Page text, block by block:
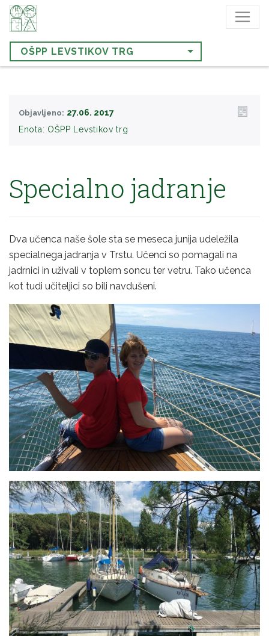
OŠPP LEVSTIKOV TRG
Objavljeno: 27.06. 2017
Enota: OŠPP Levstikov trg
Specialno jadranje
Dva učenca naše šole sta se meseca junija udeležila
specialnega jadranja v Trstu. Učenci so pomagali na
jadrnici in uživali v toplem soncu ter vetru. Tako učenca
kot tudi učiteljici so bili navdušeni.